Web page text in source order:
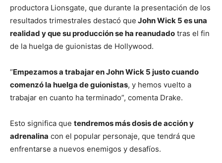
productora Lionsgate, que durante la presentación de los
resultados trimestrales destacó que John Wick 5 es una
realidad y que su producción se ha reanudado tras el fin
de la huelga de guionistas de Hollywood.
“Empezamos a trabajar en John Wick 5 justo cuando
comenzó la huelga de guionistas, y hemos vuelto a
trabajar en cuanto ha terminado”, comenta Drake.
Esto significa que tendremos más dosis de acción y
adrenalina con el popular personaje, que tendrá que
enfrentarse a nuevos enemigos y desafíos.